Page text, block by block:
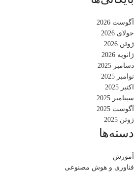
آگوست 2026
جولای 2026
ژوئن 2026
ژانویه 2026
دسامبر 2025
نوامبر 2025
اکتبر 2025
سپتامبر 2025
آگوست 2025
ژوئن 2025
دسته‌ها
آموزش
فناوری و هوش مصنوعی